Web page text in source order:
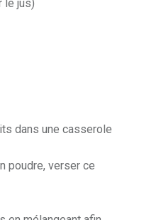
le jus)
dans une casserole
poudre, verser ce